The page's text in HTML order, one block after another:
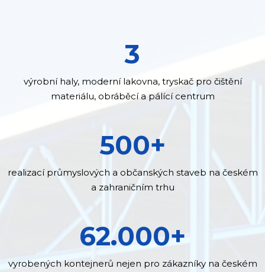
3
výrobní haly, moderní lakovna, tryskač pro čištění
materiálu, obráběcí a pálící centrum
500+
realizací průmyslových a občanských staveb na českém
a zahraničním trhu
62.000+
vyrobených kontejnerů nejen pro zákazníky na českém